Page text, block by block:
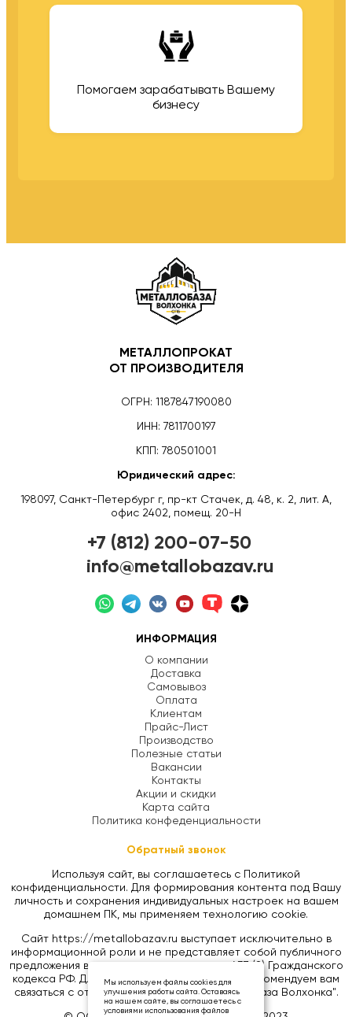
Помогаем зарабатывать Вашему
бизнесу
МЕТАЛЛОПРОКАТ
ОТ ПРОИЗВОДИТЕЛЯ
ОГРН: 1187847190080
ИНН: 7811700197
КПП: 780501001
Юридический адрес:
198097, Санкт-Петербург г, пр-кт Стачек, д. 48, к. 2, лит. А,
офис 2402, помещ. 20-Н
+7 (812) 200-07-50
info@metallobazav.ru
ИНФОРМАЦИЯ
О компании
Доставка
Самовывоз
Оплата
Клиентам
Прайс-Лист
Производство
Полезные статьи
Вакансии
Контакты
Акции и скидки
Карта сайта
Политика конфеденциальности
Обратный звонок
Используя сайт, вы соглашаетесь с Политикой
конфиденциальности. Для формирования контента под Вашу
личность и сохранения индивидуальных настроек на вашем
домашнем ПК, мы применяем технологию cookie.
Сайт https://metallobazav.ru выступает исключительно в
информационной роли и не представляет собой публичного
предложения в соответствии со статьей 437 (2) Гражданского
кодекса РФ. Для уточнения цен на товары, рекомендуем вам
связаться с отделом продаж ООО "Металлобаза Волхонка".
Мы используем файлы cookies для
улучшения работы сайта. Оставаясь
на нашем сайте, вы соглашаетесь с
условиями использования файлов